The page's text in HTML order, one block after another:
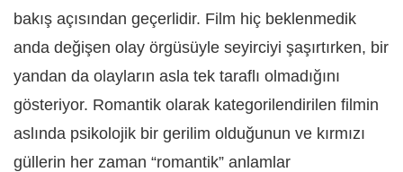
bakış açısından geçerlidir. Film hiç beklenmedik
anda değişen olay örgüsüyle seyirciyi şaşırtırken, bir
yandan da olayların asla tek taraflı olmadığını
gösteriyor. Romantik olarak kategorilendirilen filmin
aslında psikolojik bir gerilim olduğunun ve kırmızı
güllerin her zaman “romantik” anlamlar